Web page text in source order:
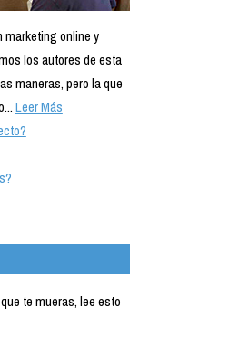
marketing online y
los autores de esta
maneras, pero la que
Leer Más
te mueras, lee esto